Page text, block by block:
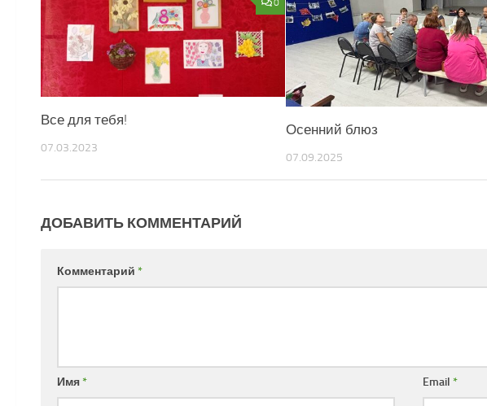
0
Все для тебя!
07.03.2023
Осенний блюз
07.09.2025
ДОБАВИТЬ КОММЕНТАРИЙ
Комментарий *
Имя* Email*